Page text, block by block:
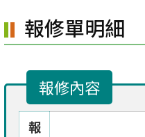
內
容
報修單明細
報修內容
報